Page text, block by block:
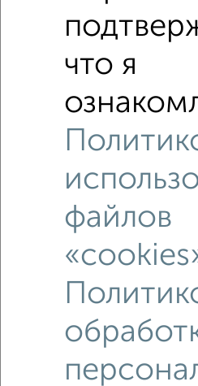
Похожие предложения
1‑комнатные квартиры
что я
файлов